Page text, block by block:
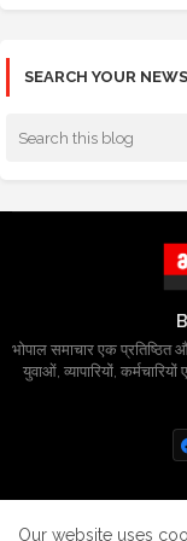
SEARCH YOUR NEWS
भोपाल समाचार एक प्रतिष्ठित
युवाओं, व्यापारियों,
Home
Our website uses